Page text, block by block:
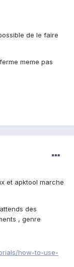
de le faire
meme pas
et apktool marche
des
, genre
how-to-use-